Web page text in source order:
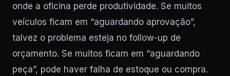
onde a oficina perde produtividade. Se muitos
veículos ficam em “aguardando aprovação”,
talvez o problema esteja no follow-up de
orçamento. Se muitos ficam em “aguardando
peça”, pode haver falha de estoque ou compra.